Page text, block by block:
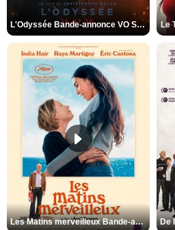
L'Odyssée Bande-annonce VO STFR Le
Les Matins merveilleux Bande-annonce VF